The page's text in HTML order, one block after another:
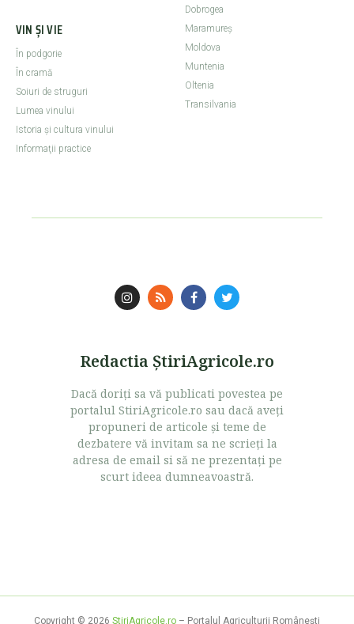
VIN ȘI VIE
În podgorie
În cramă
Soiuri de struguri
Lumea vinului
Istoria şi cultura vinului
Informaţii practice
Dobrogea
Maramureş
Moldova
Muntenia
Oltenia
Transilvania
Redactia ŞtiriAgricole.ro
Dacă doriţi sa vă publicati povestea pe
portalul StiriAgricole.ro sau dacă aveţi
propuneri de articole şi teme de
dezbatere vă invitam sa ne scrieţi la
adresa de email si să ne prezentaţi pe
scurt ideea dumneavoastră.
Copyright © 2026 StiriAgricole.ro – Portalul Agriculturii Româneşti